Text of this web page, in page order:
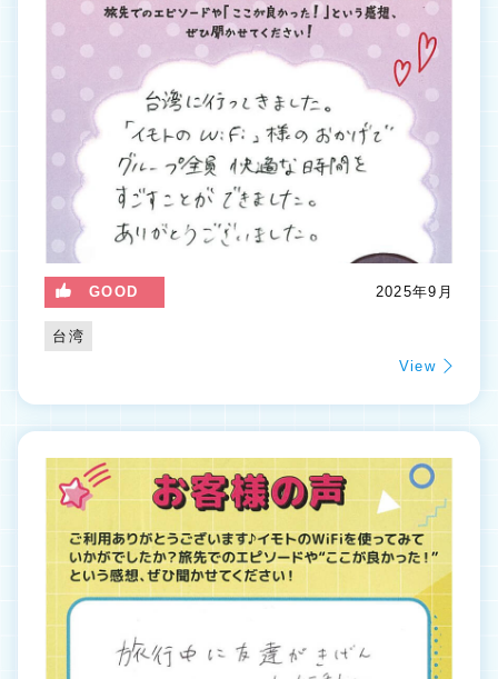
GOOD 2025年9月
台湾
View